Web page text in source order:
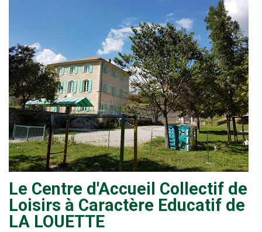
Le Centre d'Accueil Collectif de
Loisirs à Caractère Educatif de
LA LOUETTE